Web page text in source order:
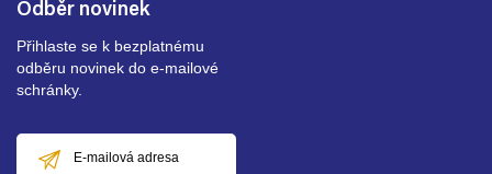
Odběr novinek
Přihlaste se k bezplatnému
odběru novinek do e-mailové
schránky.